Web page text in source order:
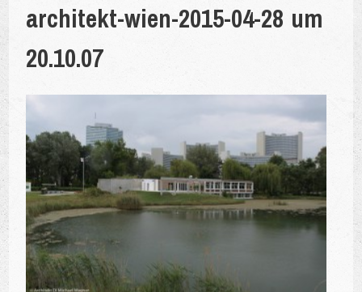
architekt-wien-2015-04-28 um
20.10.07